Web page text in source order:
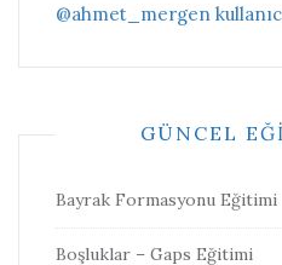
@ahmet_mergen
GÜNCEL
Bayrak Formasyonu Eğitimi
Boşluklar – Gaps Eğitimi